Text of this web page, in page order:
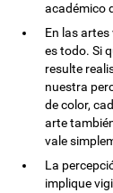
académico
En las
es todo. Si
resulte
nuestra
de color,
arte
vale
La
implique